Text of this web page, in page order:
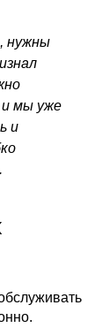
нужны
и мы уже
и